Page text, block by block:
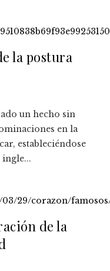
la postura
un hecho sin
en la
estableciéndose
de la